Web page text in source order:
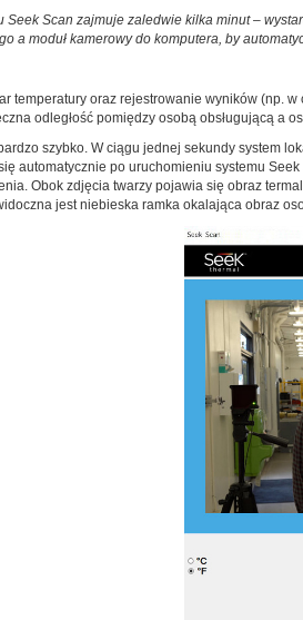
Seek Scan zajmuje zaledwie kilka minut –
a moduł kamerowy do komputera, by
temperatury oraz rejestrowanie wyników (np.
odległość pomiędzy osobą obsługującą a
szybko. W ciągu jednej sekundy system
automatycznie po uruchomieniu systemu
Obok zdjęcia twarzy pojawia się obraz
jest niebieska ramka okalająca obraz